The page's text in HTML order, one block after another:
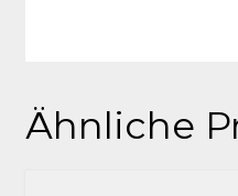
Ähnliche